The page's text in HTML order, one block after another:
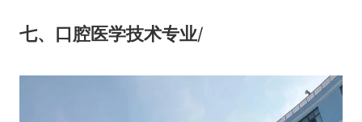
七、口腔医学技术专业/